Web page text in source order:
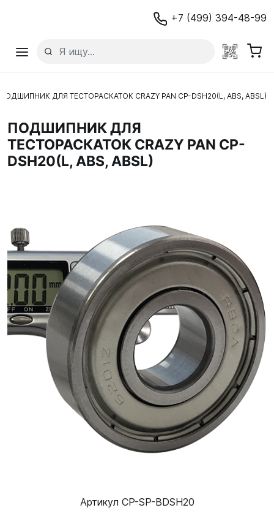
+7 (499) 394-48-99
ПОДШИПНИК ДЛЯ ТЕСТОРАСКАТОК CRAZY PAN CP-DSH20(L, ABS, ABSL)
ПОДШИПНИК ДЛЯ
ТЕСТОРАСКАТОК CRAZY PAN CP-
DSH20(L, ABS, ABSL)
Артикул CP-SP-BDSH20